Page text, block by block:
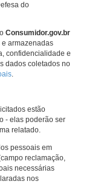
do
Consumidor.gov.br
armazenadas
confidencialidade e
dados coletados no
.
estão
- elas poderão ser
relatado.
pessoais em
reclamação,
necessárias
nos